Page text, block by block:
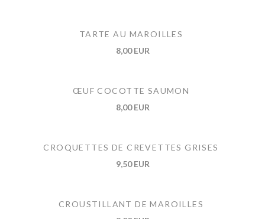
TARTE AU MAROILLES
8,00 EUR
ŒUF COCOTTE SAUMON
8,00 EUR
CROQUETTES DE CREVETTES GRISES
9,50 EUR
CROUSTILLANT DE MAROILLES